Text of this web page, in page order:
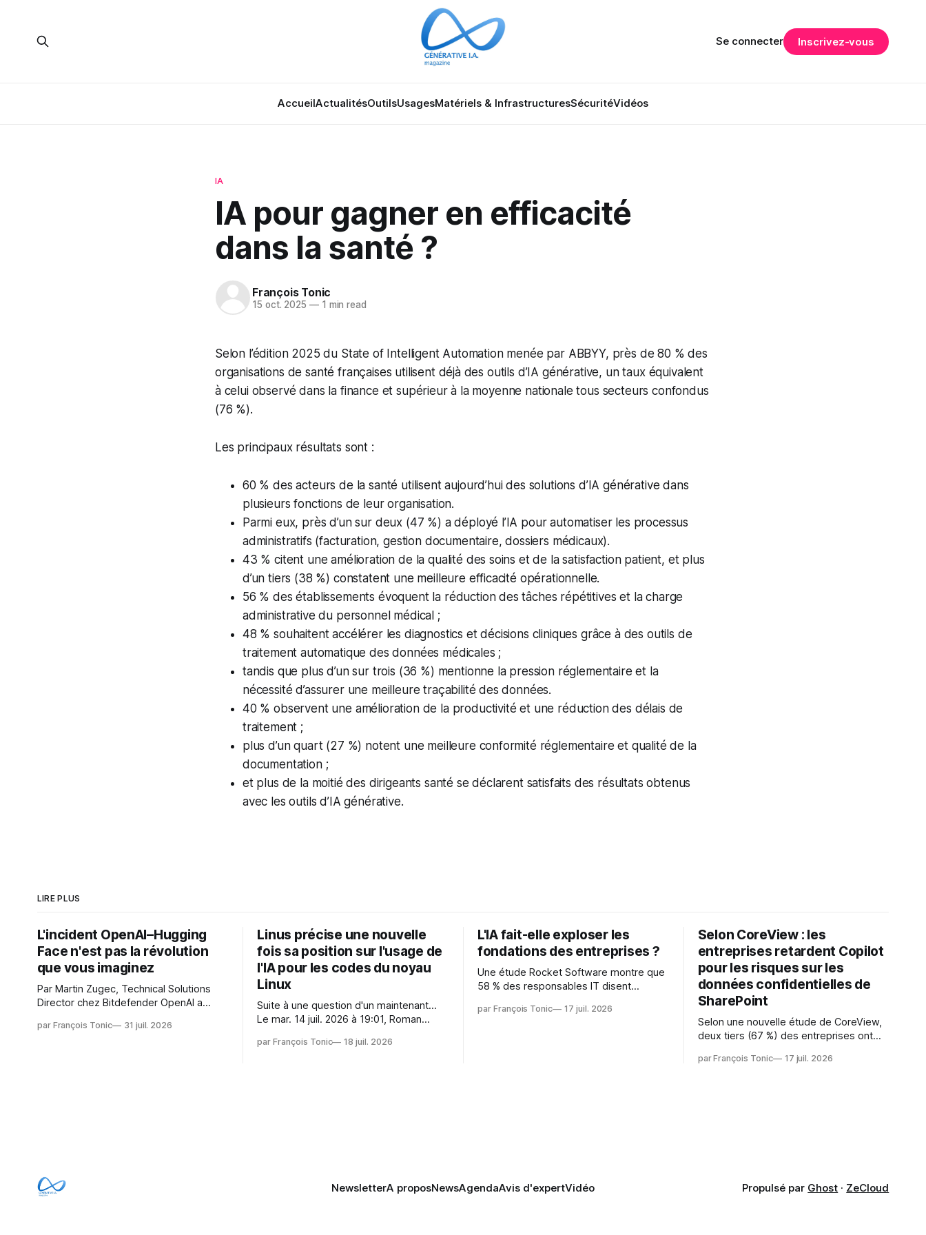
AccueilActualitésOutilsUsagesMatériels & InfrastructuresSécuritéVidéos
Se connecter Inscrivez-vous
IA
IA pour gagner en efficacité
dans la santé ?
François Tonic
15 oct. 2025 —1 min read
Selon l’édition 2025 du State of Intelligent Automation menée par ABBYY, près de 80 % des
organisations de santé françaises utilisent déjà des outils d’IA générative, un taux équivalent
à celui observé dans la finance et supérieur à la moyenne nationale tous secteurs confondus
(76 %).
Les principaux résultats sont :
60 % des acteurs de la santé utilisent aujourd’hui des solutions d’IA générative dans
plusieurs fonctions de leur organisation.
Parmi eux, près d’un sur deux (47 %) a déployé l’IA pour automatiser les processus
administratifs (facturation, gestion documentaire, dossiers médicaux).
43 % citent une amélioration de la qualité des soins et de la satisfaction patient, et plus
d’un tiers (38 %) constatent une meilleure efficacité opérationnelle.
56 % des établissements évoquent la réduction des tâches répétitives et la charge
administrative du personnel médical ;
48 % souhaitent accélérer les diagnostics et décisions cliniques grâce à des outils de
traitement automatique des données médicales ;
tandis que plus d’un sur trois (36 %) mentionne la pression réglementaire et la
nécessité d’assurer une meilleure traçabilité des données.
40 % observent une amélioration de la productivité et une réduction des délais de
traitement ;
plus d’un quart (27 %) notent une meilleure conformité réglementaire et qualité de la
documentation ;
et plus de la moitié des dirigeants santé se déclarent satisfaits des résultats obtenus
avec les outils d’IA générative.
LIRE PLUS
L'incident OpenAI–Hugging
Face n'est pas la révolution
que vous imaginez
Par Martin Zugec, Technical Solutions
Director chez Bitdefender OpenAI a
dans le cadre d'une évaluation interne
par François Tonic 31 juil. 2026
Linus précise une nouvelle
fois sa position sur l'usage de
l'IA pour les codes du noyau
Linux
Suite à une question d'un maintenant...
Le mar. 14 juil. 2026 à 19:01, Roman
écrit : Je pense que cela rend l'objectif
par François Tonic 18 juil. 2026
L'IA fait-elle exploser les
fondations des entreprises ?
Une étude Rocket Software montre que
58 % des responsables IT disent
émergentes telles que l'IA. Mais l'IA est
par François Tonic 17 juil. 2026
Selon CoreView : les
entreprises retardent Copilot
pour les risques sur les
données confidentielles de
SharePoint
Selon une nouvelle étude de CoreView,
deux tiers (67 %) des entreprises ont
Microsoft Copilot, craignant que l'IA
par François Tonic 17 juil. 2026
NewsletterA proposNewsAgendaAvis d'expertVidéo Propulsé par Ghost · ZeCloud